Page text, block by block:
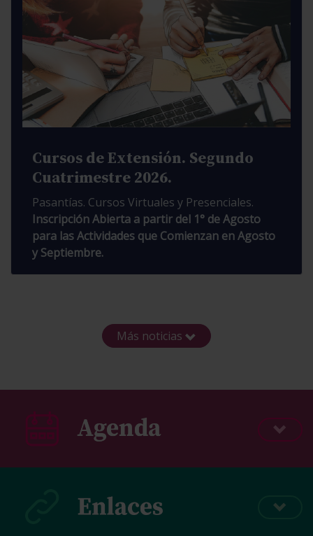
Cursos de Extensión. Segundo
Cuatrimestre 2026.
Pasantías. Cursos Virtuales y Presenciales.
Inscripción Abierta a partir del 1° de Agosto
para las Actividades que Comienzan en Agosto
y Septiembre.
Más noticias